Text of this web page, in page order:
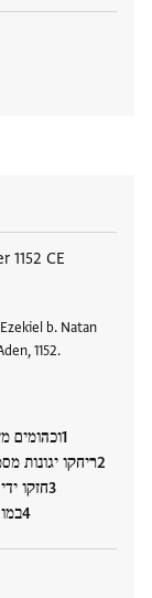
1152 CE
b. Natan
1152.
וכהומים
ריחקו יגונות
חזקו